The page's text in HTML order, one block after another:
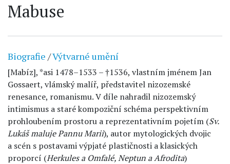
Mabuse
Biografie /Výtvarné umění
[Mabíz], *asi 1478–1533 – †1536, vlastním jménem Jan
Gossaert, vlámský malíř, představitel nizozemské
renesance, romanismu. V díle nahradil nizozemský
intimismus a staré kompoziční schéma perspektivním
prohloubením prostoru a reprezentativním pojetím (Sv.
Lukáš maluje Pannu Marii), autor mytologických dvojic
a scén s postavami výpjaté plastičnosti a klasických
proporcí (Herkules a Omfalé, Neptun a Afrodita)